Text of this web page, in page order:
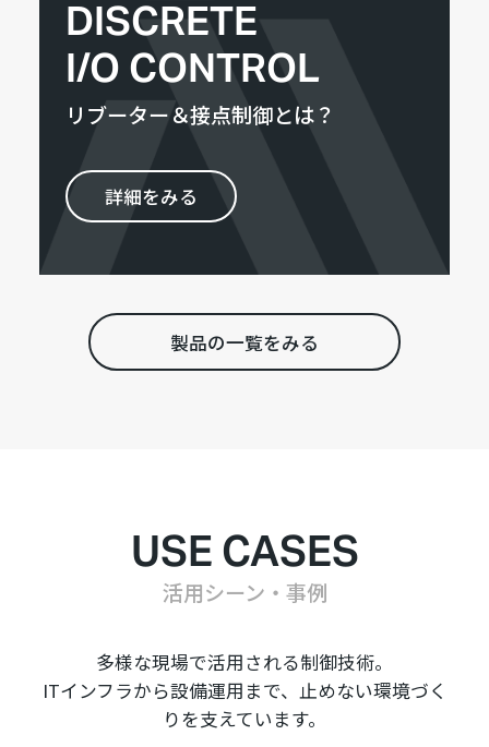
DISCRETE
I/O CONTROL
リブーター＆接点制御とは？
詳細をみる
製品の一覧をみる
USE CASES
活用シーン・事例
多様な現場で活用される制御技術。
ITインフラから設備運用まで、止めない環境づく
りを支えています。